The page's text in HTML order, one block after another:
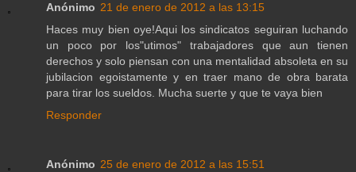
Anónimo 21 de enero de 2012 a las 13:15
Haces muy bien oye!Aqui los sindicatos seguiran luchando
un poco por los"utimos" trabajadores que aun tienen
derechos y solo piensan con una mentalidad absoleta en su
jubilacion egoistamente y en traer mano de obra barata
para tirar los sueldos. Mucha suerte y que te vaya bien
Responder
Anónimo 25 de enero de 2012 a las 15:51